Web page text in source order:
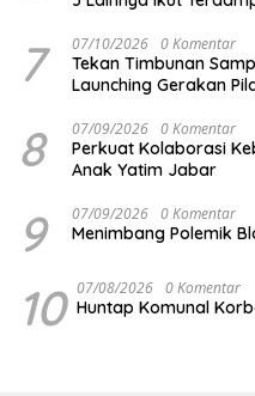
7 07/10/2026 0 Komentar
Tekan Timbunan
Launching Gerakan
8 07/09/2026 0 Komentar
Perkuat Kolaborasi
Anak Yatim Jabar
9 07/09/2026 0 Komentar
Menimbang Polemik
10 07/08/2026 0 Komentar
Huntap Komunal